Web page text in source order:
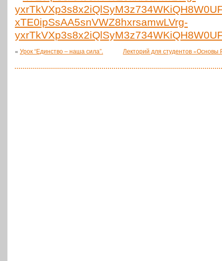
xTE0ipSsAA5snVWZ8hxrsamwLVrg-
« Урок “Единство – наша сила”. Лекторий для студентов «Основы